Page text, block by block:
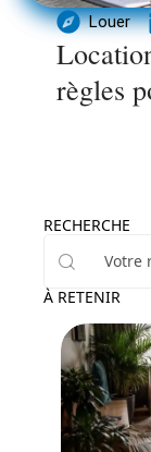
Louer
règles
RECHERCHE
À RETENIR
Immo